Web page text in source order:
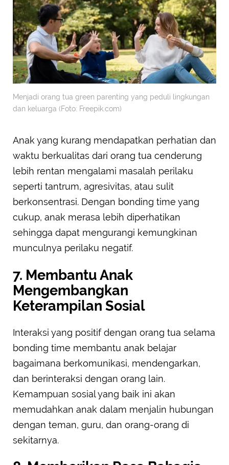
Menjadi orang tua green parenting yang peduli lingkungan
dan keluarga (Foto: Freepik.com)
Anak yang kurang mendapatkan perhatian dan
waktu berkualitas dari orang tua cenderung
lebih rentan mengalami masalah perilaku
seperti tantrum, agresivitas, atau sulit
berkonsentrasi. Dengan bonding time yang
cukup, anak merasa lebih diperhatikan
sehingga dapat mengurangi kemungkinan
munculnya perilaku negatif.
7. Membantu Anak
Mengembangkan
Keterampilan Sosial
Interaksi yang positif dengan orang tua selama
bonding time membantu anak belajar
bagaimana berkomunikasi, mendengarkan,
dan berinteraksi dengan orang lain.
Kemampuan sosial yang baik ini akan
memudahkan anak dalam menjalin hubungan
dengan teman, guru, dan orang-orang di
sekitarnya.